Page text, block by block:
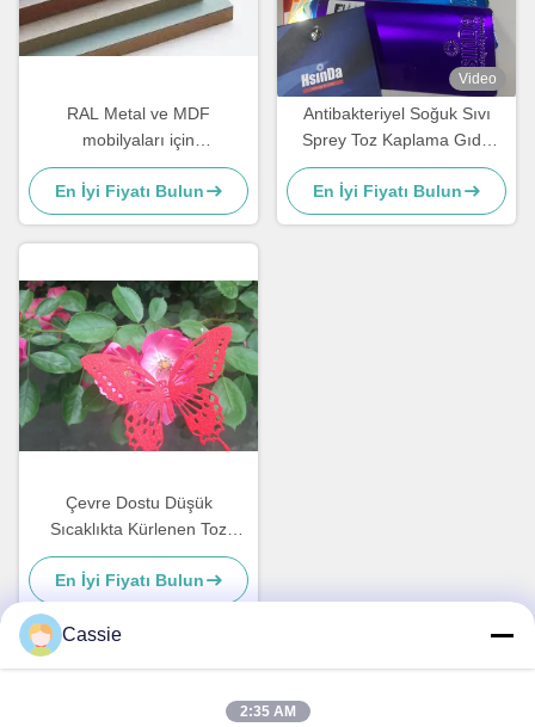
RAL Metal ve MDF
mobilyaları için
antimikrobiyal toz kaplama
boyası
En İyi Fiyatı Bulun
Video
Antibakteriyel Soğuk Sıvı
Sprey Toz Kaplama Gıda
Sınıfı Ter Kirine Dirençli
En İyi Fiyatı Bulun
Çevre Dostu Düşük
Sıcaklıkta Kürlenen Toz
Boyalar Tuz Püskürtme
Direnci
En İyi Fiyatı Bulun
Cassie
2:35 AM